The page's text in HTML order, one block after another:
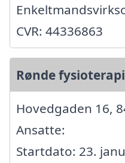
CVR: 44336863
Rønde
Hovedgaden 16,
Ansatte:
Startdato: 23.